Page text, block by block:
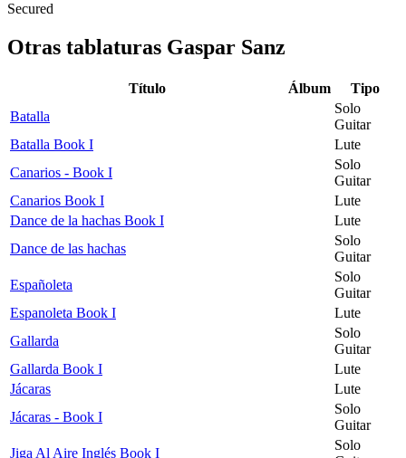
Secured
Otras tablaturas Gaspar Sanz
Título Álbum
Tipo
Batalla
Solo
Guitar
Batalla Book I
Lute
Canarios - Book I
Solo
Guitar
Canarios Book I
Lute
Dance de la hachas Book I
Lute
Dance de las hachas
Solo
Guitar
Españoleta
Solo
Guitar
Espanoleta Book I
Lute
Gallarda
Solo
Guitar
Gallarda Book I
Lute
Jácaras
Lute
Jácaras - Book I
Solo
Guitar
Jiga Al Aire Inglés Book I
Solo